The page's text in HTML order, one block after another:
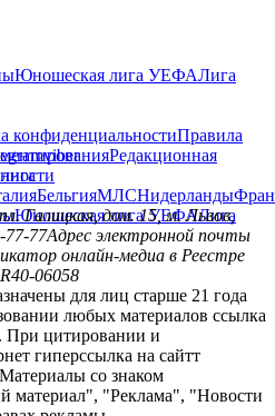
Юношеская лига УЕФАЛига
конфиденциальностиПравила
Редакционная
viber
БельгияМЛСНидерланды
Юношеская лига УЕФАЛига
пл. Галицкая, дом. 15, м. Львов,
77-77Адрес электронной почты
онлайн-медиа в Реестре
06058
для лиц старше 21 года
любых материалов ссылка
При цитировании и
гиперссылка на сайтт
со знаком
материал", "Реклама", "Новости